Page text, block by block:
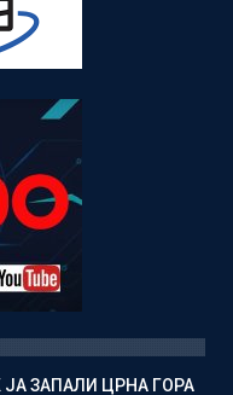
ЗАПАЛИ ЦРНА ГОРА